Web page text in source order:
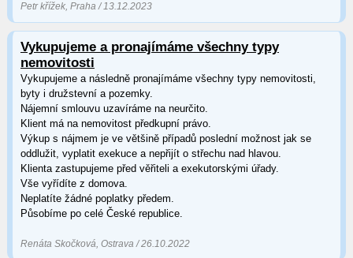
Petr křížek, Praha / 13.12.2023
Vykupujeme a pronajímáme všechny typy
nemovitosti
Vykupujeme a následně pronajímáme všechny typy nemovitosti,
byty i družstevní a pozemky.
Nájemní smlouvu uzavíráme na neurčito.
Klient má na nemovitost předkupní právo.
Výkup s nájmem je ve většině případů poslední možnost jak se
oddlužit, vyplatit exekuce a nepřijít o střechu nad hlavou.
Klienta zastupujeme před věřiteli a exekutorskými úřady.
Vše vyřídíte z domova.
Neplatíte žádné poplatky předem.
Působíme po celé České republice.
Renáta Skočková, Ostrava / 26.10.2022